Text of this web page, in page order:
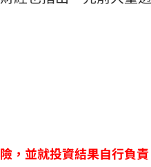
，並就投資結果自行負責